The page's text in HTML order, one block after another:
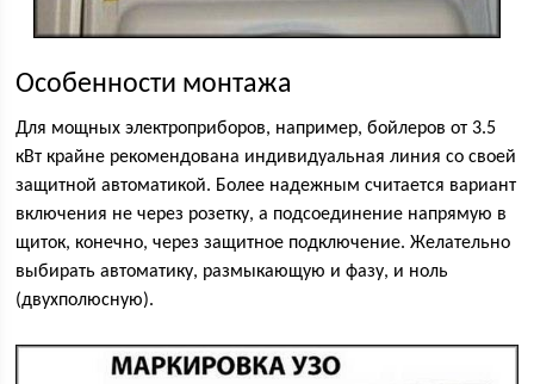
Особенности монтажа
Для мощных электроприборов, например, бойлеров от 3.5
кВт крайне рекомендована индивидуальная линия со своей
защитной автоматикой. Более надежным считается вариант
включения не через розетку, а подсоединение напрямую в
щиток, конечно, через защитное подключение. Желательно
выбирать автоматику, размыкающую и фазу, и ноль
(двухполюсную).